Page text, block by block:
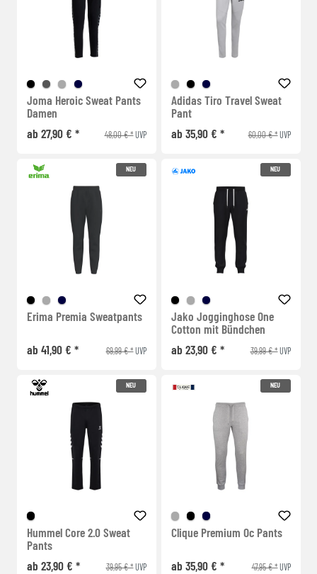
Joma Heroic Sweat Pants
Damen
ab 27,90 € *
48,00 € *UVP
Adidas Tiro Travel Sweat
Pant
ab 35,90 € *
60,00 € *UVP
NEU
Erima Premia Sweatpants
ab 41,90 € * 69,99 € *UVP
NEU
Jako Jogginghose One
Cotton mit Bündchen
ab 23,90 € *
39,99 € *UVP
NEU
Hummel Core 2.0 Sweat
Pants
ab 23,90 € *
39,95 € *UVP
NEU
Clique Premium Oc Pants
ab 35,90 € * 47,95 € *UVP